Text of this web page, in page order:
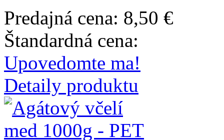
Predajná cena: 8,50 €
Štandardná cena:
Upovedomte ma!
Detaily produktu